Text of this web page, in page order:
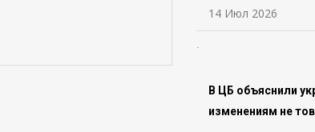
14 Июл 2026
В ЦБ объяснили
изменениям не